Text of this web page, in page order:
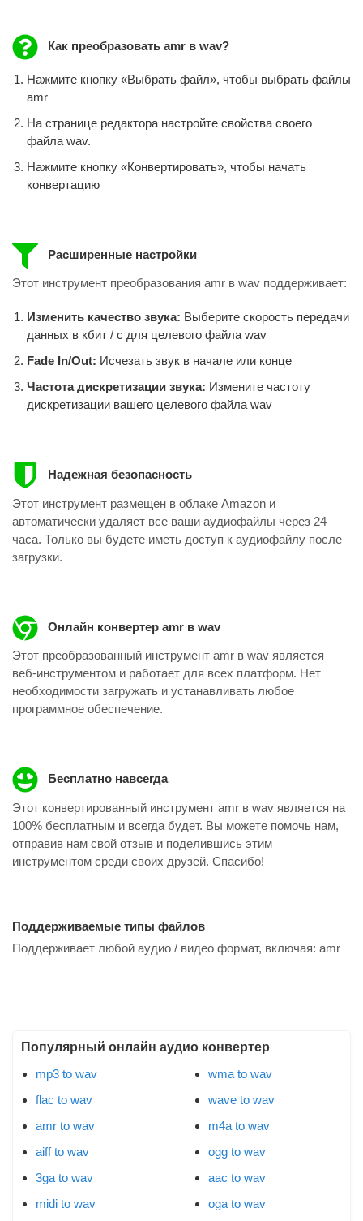
Как преобразовать amr в wav?
Нажмите кнопку «Выбрать файл», чтобы выбрать файлы
amr
На странице редактора настройте свойства своего
файла wav.
Нажмите кнопку «Конвертировать», чтобы начать
конвертацию
Расширенные настройки
Этот инструмент преобразования amr в wav поддерживает:
Изменить качество звука: Выберите скорость передачи
данных в кбит / с для целевого файла wav
Fade In/Out: Исчезать звук в начале или конце
Частота дискретизации звука: Измените частоту
дискретизации вашего целевого файла wav
Надежная безопасность
Этот инструмент размещен в облаке Amazon и
автоматически удаляет все ваши аудиофайлы через 24
часа. Только вы будете иметь доступ к аудиофайлу после
загрузки.
Онлайн конвертер amr в wav
Этот преобразованный инструмент amr в wav является
веб-инструментом и работает для всех платформ. Нет
необходимости загружать и устанавливать любое
программное обеспечение.
Бесплатно навсегда
Этот конвертированный инструмент amr в wav является на
100% бесплатным и всегда будет. Вы можете помочь нам,
отправив нам свой отзыв и поделившись этим
инструментом среди своих друзей. Спасибо!
Поддерживаемые типы файлов
Поддерживает любой аудио / видео формат, включая: amr
Популярный онлайн аудио конвертер
mp3 to wav
flac to wav
amr to wav
aiff to wav
3ga to wav
midi to wav
wma to wav
wave to wav
m4a to wav
ogg to wav
aac to wav
oga to wav